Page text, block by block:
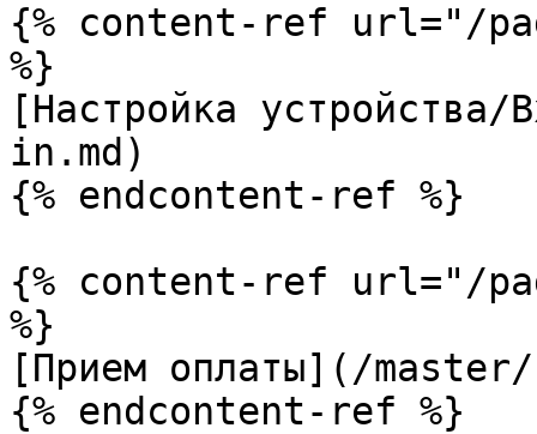
{% content-ref url="/
%}
[Настройка
in.md)
{% endcontent-ref %}
{% content-ref url="/
%}
[Прием оплаты](/
{% endcontent-ref %}